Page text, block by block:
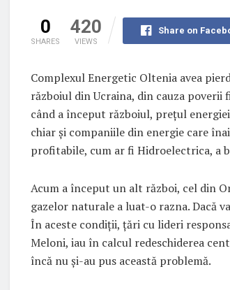
0
SHARES
420
VIEWS
Share on
Complexul Energetic Oltenia avea
războiul din Ucraina, din cauza poverii
când a început războiul, prețul
chiar și companiile din energie care
profitabile, cum ar fi Hidroelectrica, a
Acum a început un alt război, cel din
gazelor naturale a luat-o razna. Dacă
În aceste condiții, țări cu lideri
Meloni, iau în calcul redeschiderea
încă nu și-au pus această problemă.